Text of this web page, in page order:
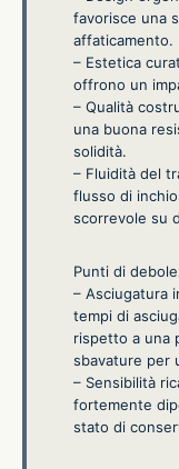
favorisce una
affaticamento.
– Estetica
offrono un
– Qualità
una buona
solidità.
– Fluidità del
flusso di
scorrevole su
Punti di
– Asciugatura
tempi di
rispetto a una
sbavature per
– Sensibilità
fortemente
stato di